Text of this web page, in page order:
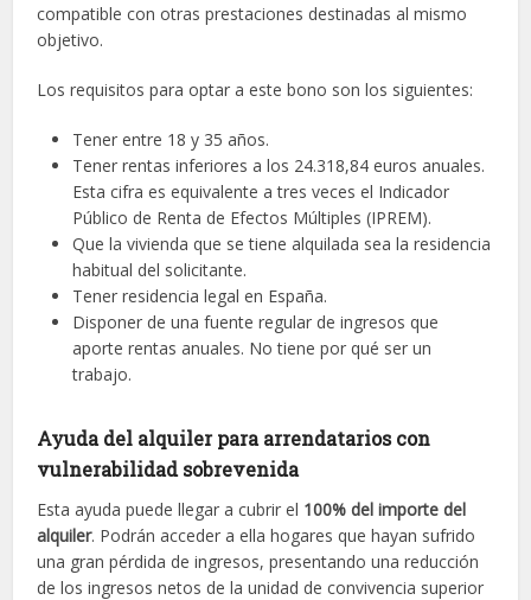
compatible con otras prestaciones destinadas al mismo
objetivo.
Los requisitos para optar a este bono son los siguientes:
Tener entre 18 y 35 años.
Tener rentas inferiores a los 24.318,84 euros anuales.
Esta cifra es equivalente a tres veces el Indicador
Público de Renta de Efectos Múltiples (IPREM).
Que la vivienda que se tiene alquilada sea la residencia
habitual del solicitante.
Tener residencia legal en España.
Disponer de una fuente regular de ingresos que
aporte rentas anuales. No tiene por qué ser un
trabajo.
Ayuda del alquiler para arrendatarios con
vulnerabilidad sobrevenida
Esta ayuda puede llegar a cubrir el 100% del importe del
alquiler. Podrán acceder a ella hogares que hayan sufrido
una gran pérdida de ingresos, presentando una reducción
de los ingresos netos de la unidad de convivencia superior